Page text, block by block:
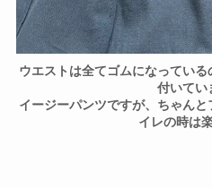
ウエストは全てゴムになってい
付いてい
イージーパンツですが、ちゃん
イレの時は